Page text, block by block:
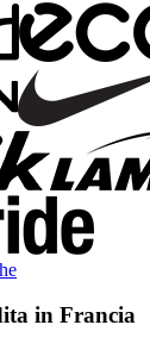
in Francia